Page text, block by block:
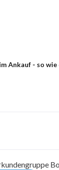
Ankauf - so